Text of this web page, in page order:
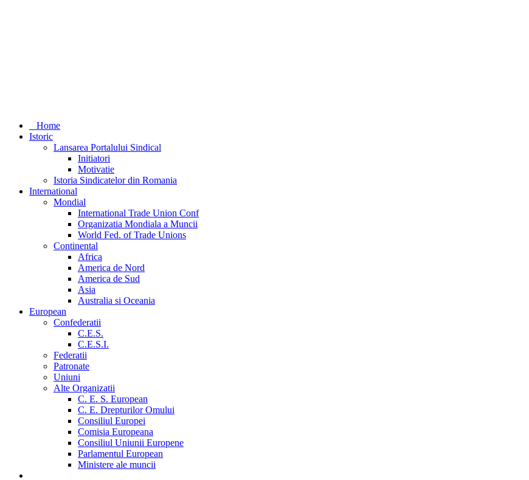
Home
Istoric
Lansarea Portalului Sindical
Initiatori
Motivatie
Istoria Sindicatelor din Romania
International
Mondial
International Trade Union Conf
Organizatia Mondiala a Muncii
World Fed. of Trade Unions
Continental
Africa
America de Nord
America de Sud
Asia
Australia si Oceania
European
Confederatii
C.E.S.
C.E.S.I.
Federatii
Patronate
Uniuni
Alte Organizatii
C. E. S. European
C. E. Drepturilor Omului
Consiliul Europei
Comisia Europeana
Consiliul Uniunii Europene
Parlamentul European
Ministere ale muncii